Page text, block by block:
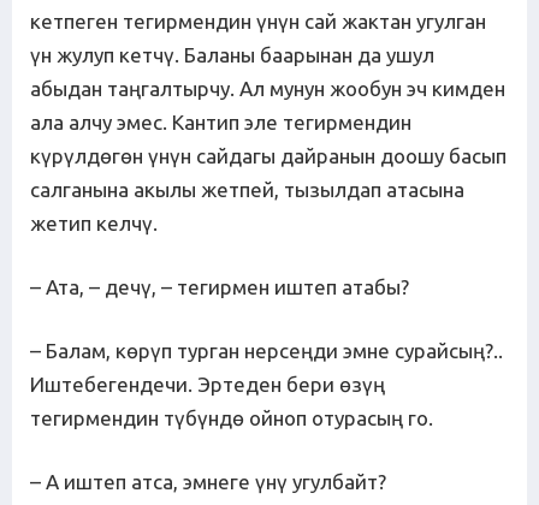
кетпеген тегирмендин үнүн сай жактан угулган
үн жулуп кетчү. Баланы баарынан да ушул
абыдан таңгалтырчу. Ал мунун жообун эч кимден
ала алчу эмес. Кантип эле тегирмендин
күрүлдөгөн үнүн сайдагы дайранын доошу басып
салганына акылы жетпей, тызылдап атасына
жетип келчү.
– Ата, – дечү, – тегирмен иштеп атабы?
– Балам, көрүп турган нерсеңди эмне сурайсың?..
Иштебегендечи. Эртеден бери өзүң
тегирмендин түбүндө ойноп отурасың го.
– А иштеп атса, эмнеге үнү угулбайт?